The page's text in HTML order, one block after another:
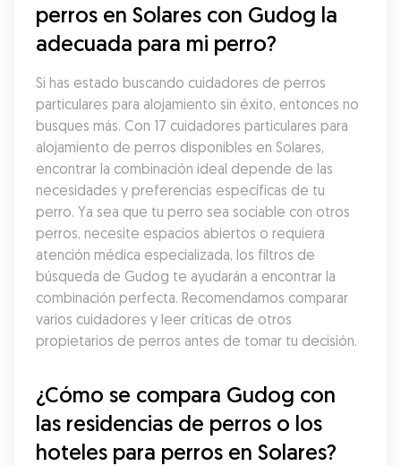
perros en Solares con Gudog la
adecuada para mi perro?
Si has estado buscando cuidadores de perros
particulares para alojamiento sin éxito, entonces no
busques más. Con 17 cuidadores particulares para
alojamiento de perros disponibles en Solares,
encontrar la combinación ideal depende de las
necesidades y preferencias específicas de tu
perro. Ya sea que tu perro sea sociable con otros
perros, necesite espacios abiertos o requiera
atención médica especializada, los filtros de
búsqueda de Gudog te ayudarán a encontrar la
combinación perfecta. Recomendamos comparar
varios cuidadores y leer críticas de otros
propietarios de perros antes de tomar tu decisión.
¿Cómo se compara Gudog con
las residencias de perros o los
hoteles para perros en Solares?